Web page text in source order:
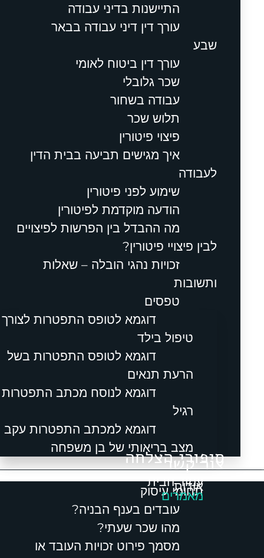
התיישנות בדיני עבודה
עורך דין דיני עבודה בבאר
שבע
עורך דין ביטוח לאומי
שכר גלובלי
עבודה בשחור
תלוש שכר
פיצוי פיטורין
איך מגישים תביעה בבית הדין
לעבודה
שימוע לפני פיטורין
הודעה מוקדמת לפיטורין
מה ההבדל בין הפרשות לפיצויים
לבין פיצויי פיטורין?
זכויות נהגי הובלה – שאלות
ותשובות
טפסים
דוגמא לטופס התפטרות לצורך
טיפול בילד
דוגמא לטופס התפטרות בשל
הרעת תנאים
דוגמא לנוסח מכתב התפטרות
רגיל
דוגמא למכתב התפטרות עקב
מצב בריאותי של בן משפחה
סיפורי הצלחה
צור קשר
עמוד הבית
אודות
תחומי עיסוק
מאמרים
עובדים בענף הבניה?
מהו שכר שעתי?
מסמך פירוט זכויות העובד או